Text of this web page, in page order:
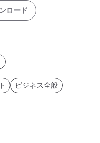
ロード
ビジネス全般